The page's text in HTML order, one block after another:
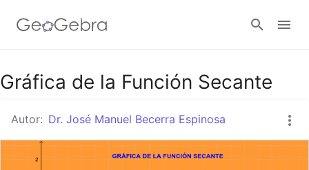
Google Classroom
GeoGebra Classroom
Gráfica de la Función Secante
Autor: Dr. José Manuel Becerra Espinosa